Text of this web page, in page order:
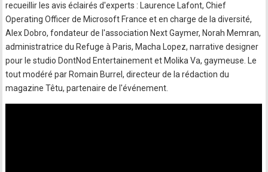
recueillir les avis éclairés d'experts : Laurence Lafont, Chief
Operating Officer de Microsoft France et en charge de la diversité,
Alex Dobro, fondateur de l'association Next Gaymer, Norah Memran,
administratrice du Refuge à Paris, Macha Lopez, narrative designer
pour le studio DontNod Entertainement et Molika Va, gaymeuse. Le
tout modéré par Romain Burrel, directeur de la rédaction du
magazine Têtu, partenaire de l'événement.